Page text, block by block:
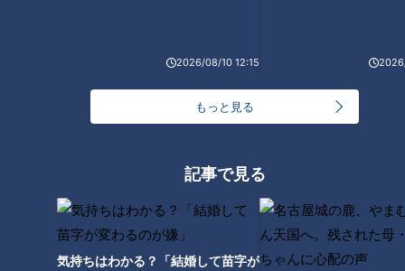
2026/08/10 12:15
もっと見る
記事で見る
気持ちはわかる？「結婚して苗字が
アピールポイントはアナウンサーに関係なし！？